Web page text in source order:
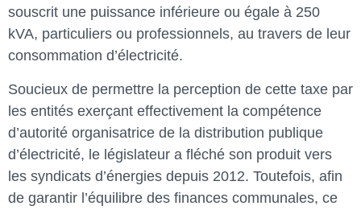
souscrit une puissance inférieure ou égale à 250
kVA, particuliers ou professionnels, au travers de leur
consommation d’électricité.
Soucieux de permettre la perception de cette taxe par
les entités exerçant effectivement la compétence
d’autorité organisatrice de la distribution publique
d’électricité, le législateur a fléché son produit vers
les syndicats d’énergies depuis 2012. Toutefois, afin
de garantir l’équilibre des finances communales, ce